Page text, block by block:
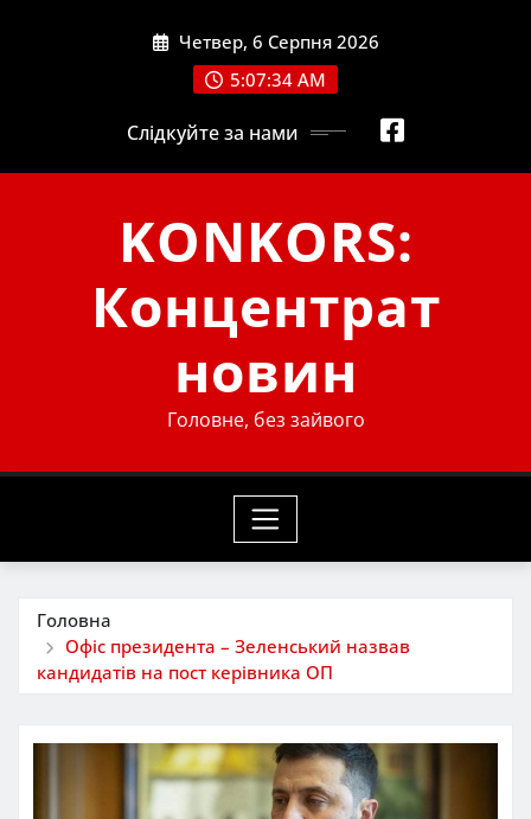
Четвер, 6 Серпня 2026
5:07:35 AM
Слідкуйте за нами
KONKORS:
Концентрат
новин
Головне, без зайвого
Головна
Офіс президента – Зеленський назвав
кандидатів на пост керівника ОП